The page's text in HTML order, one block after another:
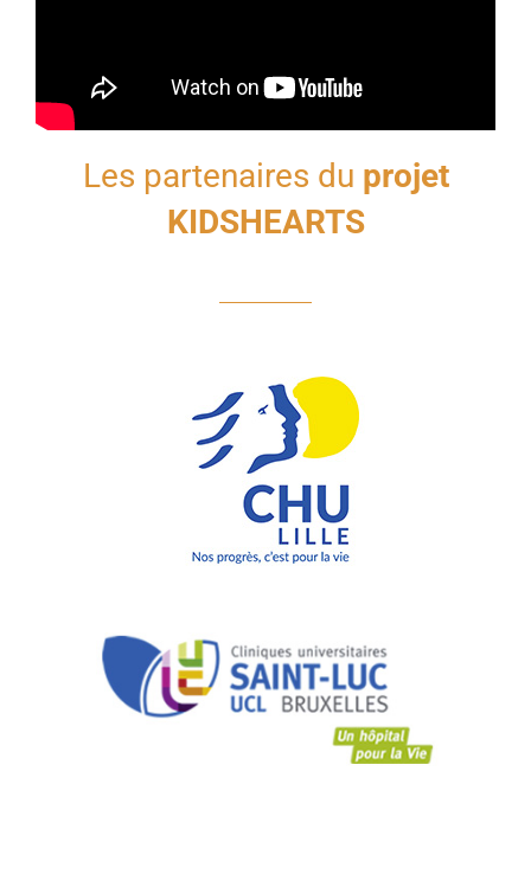
Les partenaires du projet
KIDSHEARTS